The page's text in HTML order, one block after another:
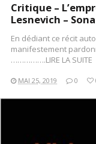
Critique –
Lesnevich –
En dédiant ce récit
manifestement
…………….LIRE LA SUITE
MAI 25, 2019 0